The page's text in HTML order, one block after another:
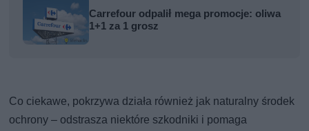
Carrefour odpalił mega promocje: oliwa
1+1 za 1 grosz
Co ciekawe, pokrzywa działa również jak naturalny środek
ochrony – odstrasza niektóre szkodniki i pomaga